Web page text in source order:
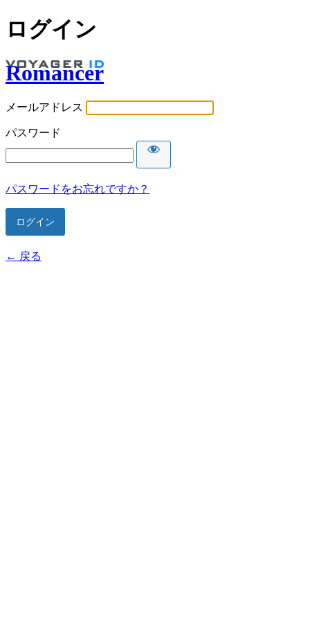
ログイン
Romancer
メールアドレス
パスワード
パスワードをお忘れですか？
← 戻る